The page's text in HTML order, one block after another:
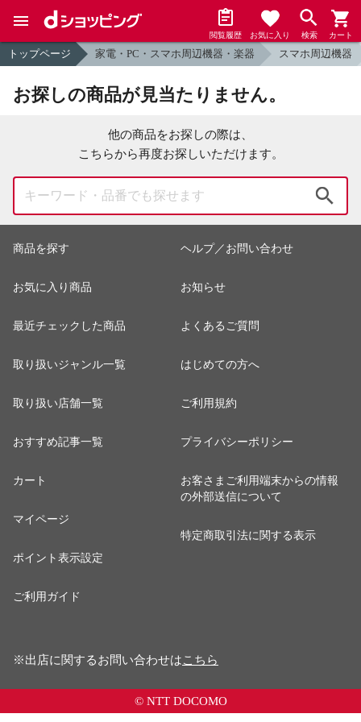
閲覧履歴 お気に入り 検索 カート
トップページ 家電・PC・スマホ周辺機器・楽器 スマホ周辺機器
お探しの商品が見当たりません。
他の商品をお探しの際は、
こちらから再度お探しいただけます。
商品を探す
お気に入り商品
最近チェックした商品
取り扱いジャンル一覧
取り扱い店舗一覧
おすすめ記事一覧
カート
マイページ
ポイント表示設定
ご利用ガイド
ヘルプ／お問い合わせ
お知らせ
よくあるご質問
はじめての方へ
ご利用規約
プライバシーポリシー
お客さまご利用端末からの情報
の外部送信について
特定商取引法に関する表示
※出店に関するお問い合わせはこちら
© NTT DOCOMO